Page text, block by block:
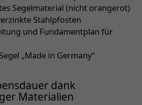
Segelmaterial (nicht orangerot)
Stahlpfosten
und Fundamentplan für
„Made in Germany“
dank
Materialien